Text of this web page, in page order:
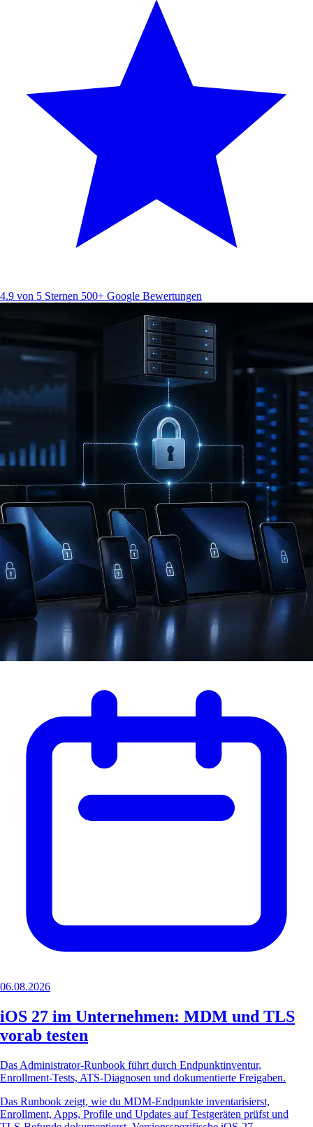
4.9 von 5 Sternen 500+ Google Bewertungen
06.08.2026
iOS 27 im Unternehmen: MDM und TLS
vorab testen
Das Administrator-Runbook führt durch Endpunktinventur,
Enrollment-Tests, ATS-Diagnosen und dokumentierte Freigaben.
Das Runbook zeigt, wie du MDM-Endpunkte inventarisierst,
Enrollment, Apps, Profile und Updates auf Testgeräten prüfst und